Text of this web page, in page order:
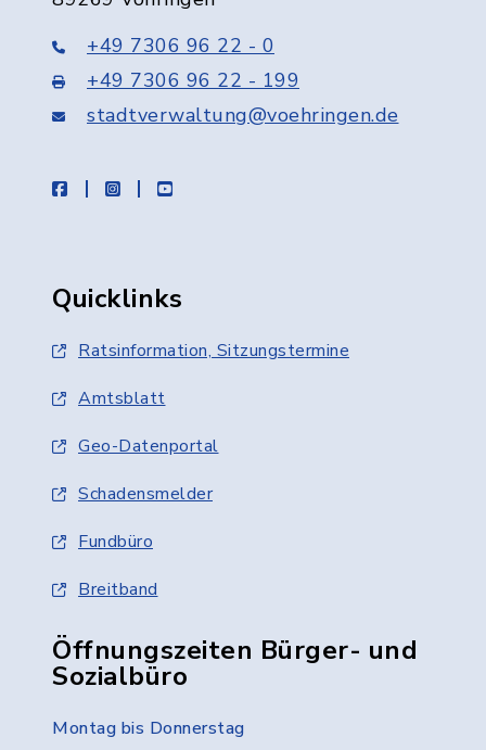
+49 7306 96 22 - 0
+49 7306 96 22 - 199
stadtverwaltung@voehringen.de
facebookinstagramyoutube
Quicklinks
Ratsinformation, Sitzungstermine
Amtsblatt
Geo-Datenportal
Schadensmelder
Fundbüro
Breitband
Öffnungszeiten Bürger- und
Sozialbüro
Montag bis Donnerstag